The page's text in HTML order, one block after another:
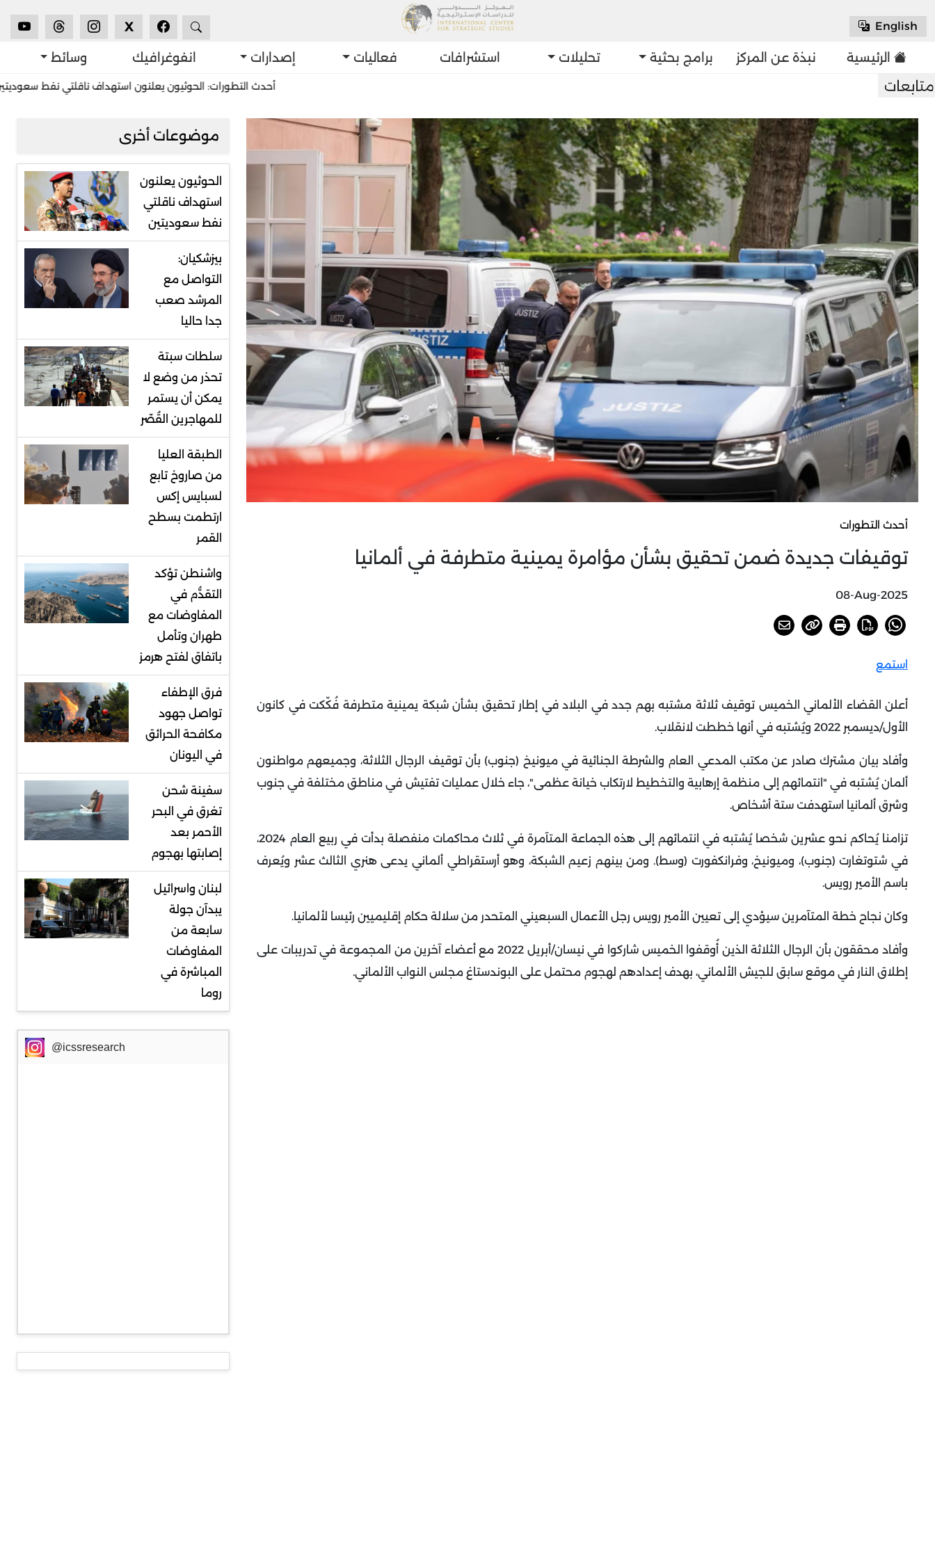
English
X
الرئيسية نبذة عن المركز برامج بحثية تحليلات استشرافات فعاليات إصدارات انفوغرافيك وسائط
أحدث التطورات: الحوثيون يعلنون استهداف ناقلتي نفط سعوديتين
أحدث التطورات
توقيفات جديدة ضمن تحقيق بشأن مؤامرة يمينية متطرفة في ألمانيا
08-Aug-2025
استمع
أعلن القضاء الألماني الخميس توقيف ثلاثة مشتبه بهم جدد في البلاد في إطار تحقيق بشأن شبكة يمينية متطرفة فُكّكت في كانون
الأول/ديسمبر 2022 ويُشتبه في أنها خططت لانقلاب
.
وأفاد بيان مشترك صادر عن مكتب المدعي العام والشرطة الجنائية في ميونيخ (جنوب) بأن توقيف الرجال الثلاثة، وجميعهم مواطنون
ألمان يُشتبه في "انتمائهم إلى منظمة إرهابية والتخطيط لارتكاب خيانة عظمى"، جاء خلال عمليات تفتيش في مناطق مختلفة في جنوب
وشرق ألمانيا استهدفت ستة أشخاص.
تزامنا يُحاكم نحو عشرين شخصا يُشتبه في انتمائهم إلى هذه الجماعة المتآمرة في ثلاث محاكمات منفصلة بدأت في ربيع العام 2024،
في شتوتغارت (جنوب)، وميونيخ، وفرانكفورت (وسط). ومن بينهم زعيم الشبكة، وهو أرستقراطي ألماني يدعى هنري الثالث عشر ويُعرف
باسم الأمير رويس.
وكان نجاح خطة المتآمرين سيؤدي إلى تعيين الأمير رويس رجل الأعمال السبعيني المتحدر من سلالة حكام إقليميين رئيسا لألمانيا.
وأفاد محققون بأن الرجال الثلاثة الذين أُوقفوا الخميس شاركوا في نيسان/أبريل 2022 مع أعضاء آخرين من المجموعة في تدريبات على
إطلاق النار في موقع سابق للجيش الألماني، بهدف إعدادهم لهجوم محتمل على البوندستاغ مجلس النواب الألماني.
موضوعات أخرى
الحوثيون يعلنون
استهداف ناقلتي
نفط سعوديتين
بيزشكيان:
التواصل مع
المرشد صعب
جدا حاليا
سلطات سبتة
تحذر من وضع لا
يمكن أن يستمر
للمهاجرين القُصّر
الطبقة العليا
من صاروخ تابع
لسبايس إكس
ارتطمت بسطح
القمر
واشنطن تؤكد
التقدُّم في
المفاوضات مع
طهران وتأمل
باتفاق لفتح هرمز
فرق الإطفاء
تواصل جهود
مكافحة الحرائق
في اليونان
سفينة شحن
تغرق في البحر
الأحمر بعد
إصابتها بهجوم
لبنان واسرائيل
يبدآن جولة
سابعة من
المفاوضات
المباشرة في
روما
@icssresearch